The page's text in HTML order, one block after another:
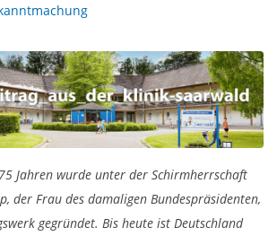
Jahren wurde unter der Schirmherrschaft
der Frau des damaligen Bundespräsidenten,
gegründet. Bis heute ist Deutschland